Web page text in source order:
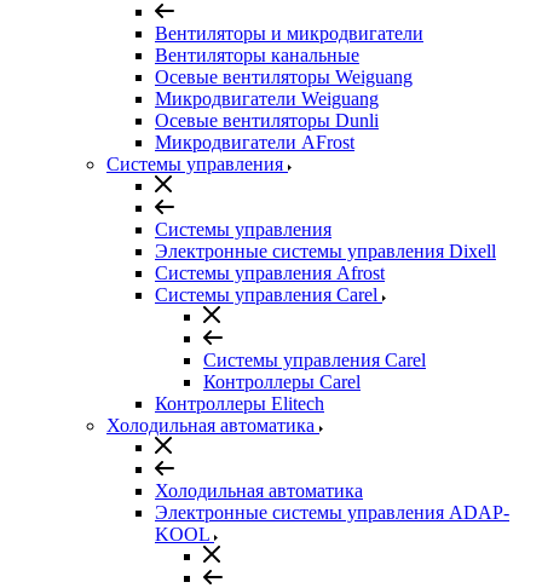
Вентиляторы и микродвигатели
Вентиляторы канальные
Осевые вентиляторы Weiguang
Микродвигатели Weiguang
Осевые вентиляторы Dunli
Микродвигатели AFrost
Системы управления
Системы управления
Электронные системы управления Dixell
Системы управления Afrost
Системы управления Carel
Системы управления Carel
Контроллеры Carel
Контроллеры Elitech
Холодильная автоматика
Холодильная автоматика
Электронные системы управления ADAP-
KOOL